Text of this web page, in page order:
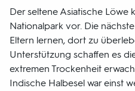
Der seltene Asiatische Löwe
Nationalpark vor. Die
Eltern lernen, dort zu
Unterstützung schaffen es
extremen Trockenheit
Indische Halbesel war einst